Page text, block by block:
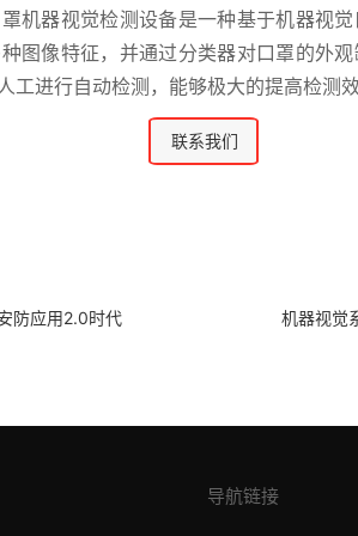
机器视觉检测设备是一种基于机器视
图像特征，并通过分类器对口罩的外
工进行自动检测，能够极大的提高检测
联系我们
防应用2.0时代
机器视觉
导航链接